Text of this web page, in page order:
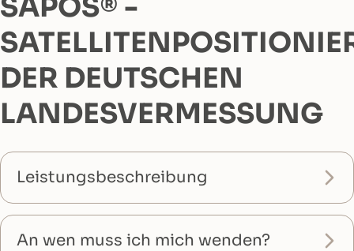
SAPOS® -
DER DEUTSCHEN
LANDESVERMESSUNG
Leistungsbeschreibung
An wen muss ich mich wenden?